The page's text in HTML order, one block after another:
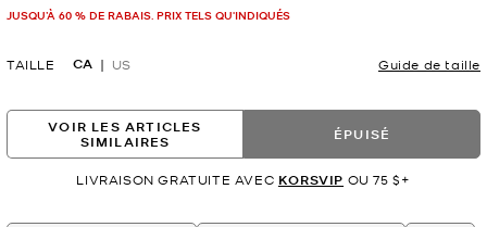
JUSQU’À 60 % DE RABAIS. PRIX TELS QU'INDIQUÉS
TAILLE CA US Guide de taille
VOIR LES ARTICLES
SIMILAIRES
ÉPUISÉ
LIVRAISON GRATUITE AVEC KORSVIP OU 75 $+